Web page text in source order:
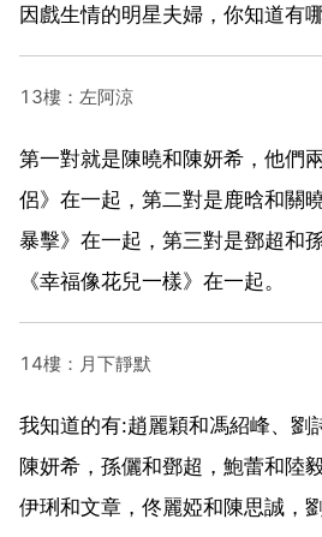
因戲生情的明星夫婦，你知道有
13樓：左阿涼
第一對就是陳曉和陳妍希，他們
侶》在一起，第二對是鹿晗和關
暴擊》在一起，第三對是鄧超和
《幸福像花兒一樣》在一起。
14樓：月下靜默
我知道的有:趙麗穎和馮紹峰、劉
陳妍希，孫儷和鄧超，鮑蕾和陸
伊琍和文章，佟麗婭和陳思誠，